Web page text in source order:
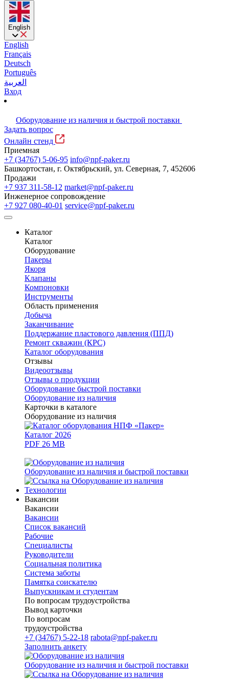
English
English
Français
Deutsch
Português
العربية
Вход
Оборудование из наличия и быстрой поставки
Задать вопрос
Онлайн стенд
Приемная
+7 (34767) 5-06-95 info@npf-paker.ru
Башкортостан, г. Октябрьский, ул. Северная, 7, 452606
Продажи
+7 937 311-58-12 market@npf-paker.ru
Инженерное сопровождение
+7 927 080-40-01 service@npf-paker.ru
Каталог
Каталог
Оборудование
Пакеры
Якоря
Клапаны
Компоновки
Инструменты
Область применения
Добыча
Заканчивание
Поддержание пластового давления (ППД)
Ремонт скважин (КРС)
Каталог оборудования
Отзывы
Видеоотзывы
Отзывы о продукции
Оборудование быстрой поставки
Оборудование из наличия
Карточки в каталоге
Оборудование из наличия
Каталог 2026
PDF 26 MB
Оборудование из наличия и быстрой поставки
Технологии
Вакансии
Вакансии
Вакансии
Список вакансий
Рабочие
Специалисты
Руководители
Cоциальная политика
Система заботы
Памятка соискателю
Выпускникам и студентам
По вопросам трудоустройства
Вывод карточки
По вопросам
трудоустройства
+7 (34767) 5-22-18 rabota@npf-paker.ru
Заполнить анкету
Оборудование из наличия и быстрой поставки